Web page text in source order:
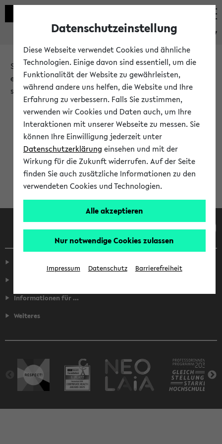
eKVV
Sie möchten auf eine eKVV Funktion zugreifen, die Ihnen
erst nach einer Anmeldung am System zur Verfügung
steht.
Bitte melden Sie sich an:
Anmeldung am eKVV
Informationen für ...
Weiteres
Datenschutzeinstellung
Diese Webseite verwendet Cookies und ähnliche
Technologien. Einige davon sind essentiell, um die
Funktionalität der Website zu gewährleisten,
während andere uns helfen, die Website und Ihre
Erfahrung zu verbessern. Falls Sie zustimmen,
verwenden wir Cookies und Daten auch, um Ihre
Interaktionen mit unserer Webseite zu messen. Sie
können Ihre Einwilligung jederzeit unter
Datenschutzerklärung einsehen und mit der
Wirkung für die Zukunft widerrufen. Auf der Seite
finden Sie auch zusätzliche Informationen zu den
verwendeten Cookies und Technologien.
Alle akzeptieren
Nur notwendige Cookies zulassen
Impressum Datenschutz Barrierefreiheit